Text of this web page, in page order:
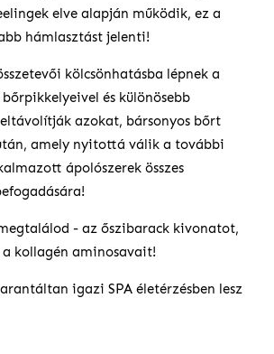
elve alapján működik, ez a
hámlasztást jelenti!
kölcsönhatásba lépnek a
és különösebb
eltávolítják azokat, bársonyos bőrt
amely nyitottá válik a további
ápolószerek összes
- az őszibarack kivonatot,
a kollagén aminosavait!
igazi SPA életérzésben lesz